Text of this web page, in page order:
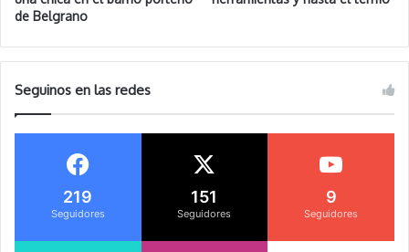
de Belgrano
Seguinos en las redes
219
Seguidores
151
Seguidores
9
Seguidores